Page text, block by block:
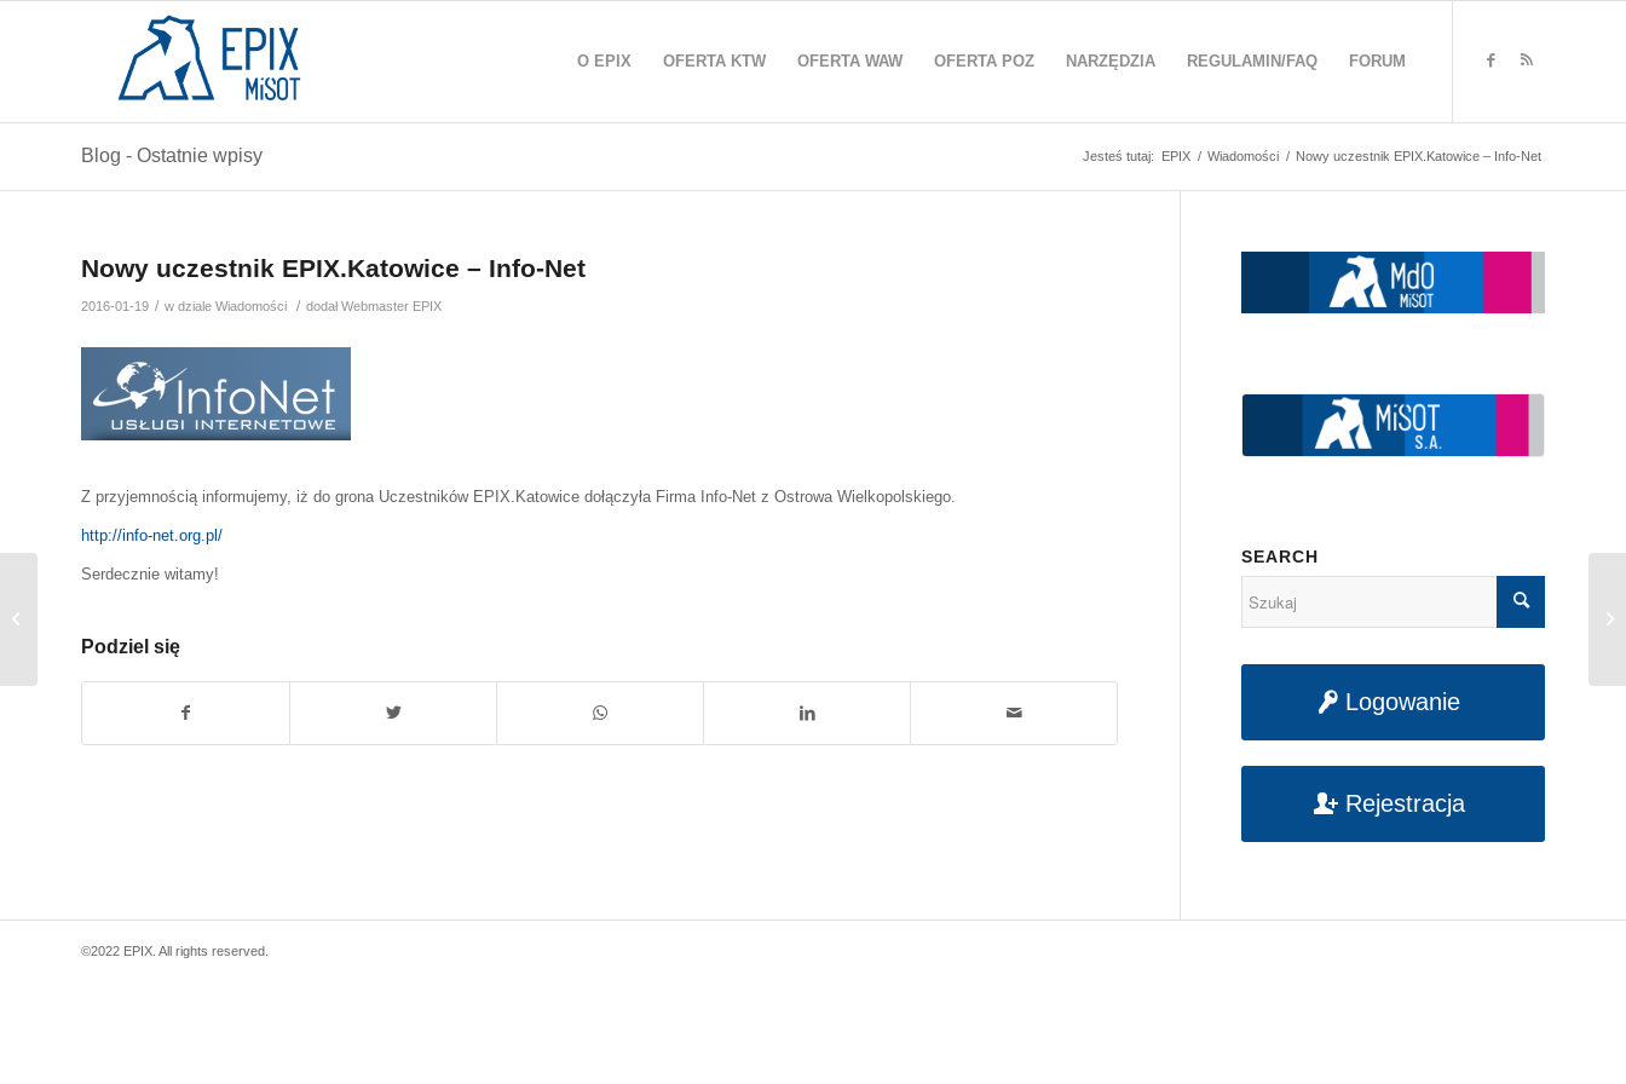
O EPIX OFERTA KTW OFERTA WAW OFERTA POZ NARZĘDZIA REGULAMIN/FAQ FORUM
Blog - Ostatnie wpisy Jesteś tutaj: EPIX / Wiadomości / Nowy uczestnik EPIX.Katowice – Info-Net
Nowy uczestnik EPIX.Katowice – Info-Net
2016-01-19 / w dziale Wiadomości / dodałWebmaster EPIX
Z przyjemnością informujemy, iż do grona Uczestników EPIX.Katowice dołączyła Firma Info-Net z Ostrowa Wielkopolskiego.
http://info-net.org.pl/
Serdecznie witamy!
Podziel się
SEARCH
Logowanie
Rejestracja
©2022 EPIX. All rights reserved.